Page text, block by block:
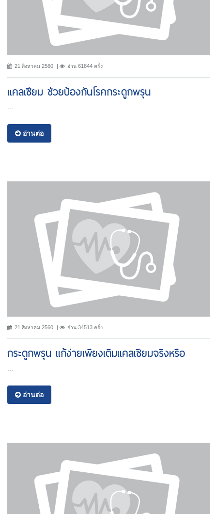
21 สิงหาคม 2560 อ่าน 61844 ครั้ง
แคลเซียม ช่วยป้องกันโรคกระดูกพรุน
อ่านต่อ
21 สิงหาคม 2560 อ่าน 34513 ครั้ง
กระดูกพรุน แก้ง่ายเพียงเติมแคลเซียมจริงหรือ
อ่านต่อ